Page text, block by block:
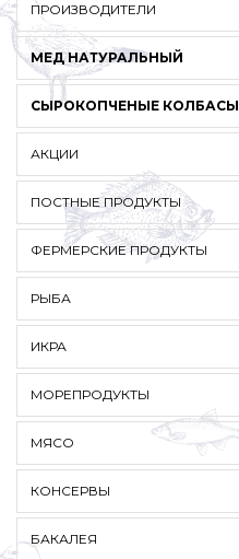
ПРОИЗВОДИТЕЛИ
МЕД НАТУРАЛЬНЫЙ
СЫРОКОПЧЕНЫЕ КОЛБАСЫ
АКЦИИ
ПОСТНЫЕ ПРОДУКТЫ
ФЕРМЕРСКИЕ ПРОДУКТЫ
РЫБА
ИКРА
МОРЕПРОДУКТЫ
МЯСО
КОНСЕРВЫ
БАКАЛЕЯ